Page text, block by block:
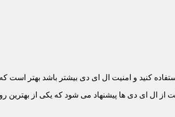
کنید و امنیت ال ای دی بیشتر باشد بهتر است
ال ای دی ها پیشنهاد می شود که یکی از